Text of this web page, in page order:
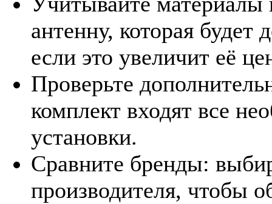
антенну, которая
если это увеличит её
Проверьте
комплект входят все
установки.
Сравните бренды:
производителя, чтобы